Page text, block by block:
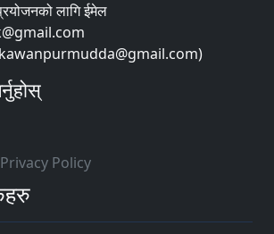
लागि ईमेल
Privacy Policy